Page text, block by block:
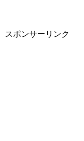
スポンサーリンク